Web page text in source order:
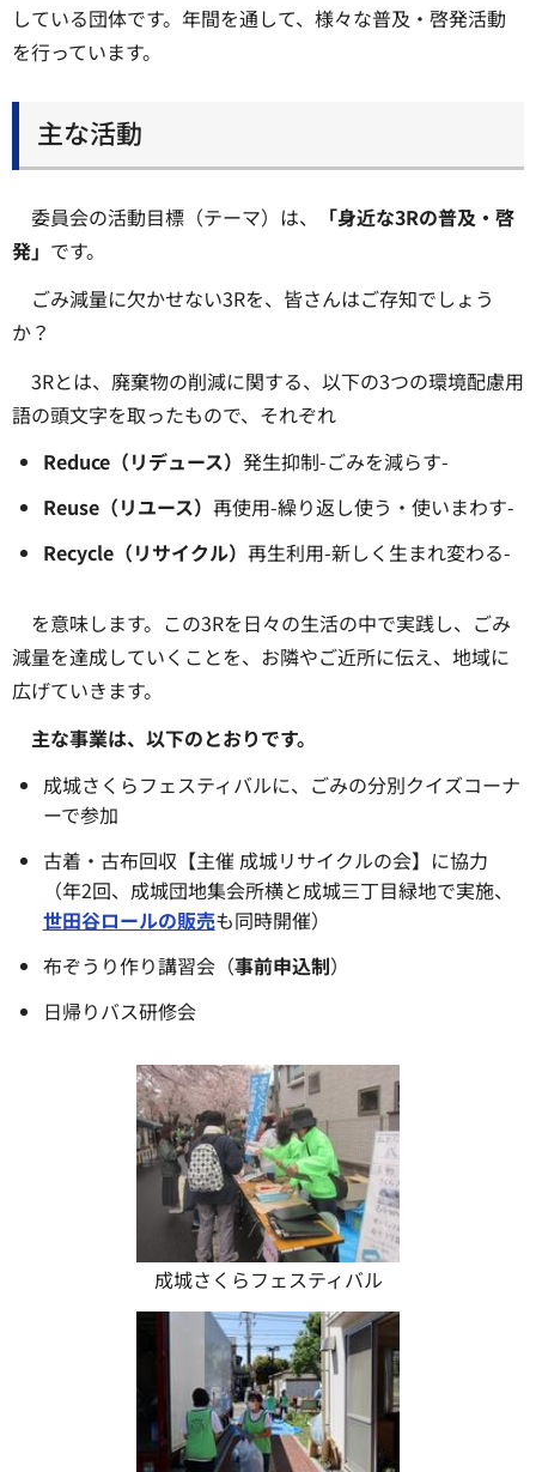
している団体です。年間を通して、様々な普及・啓発活動
を行っています。
主な活動
委員会の活動目標（テーマ）は、
「身近な3Rの普及・啓
発」 です。
ごみ減量に欠かせない3Rを、皆さんはご存知でしょう
か？
3Rとは、廃棄物の削減に関する、以下の3つの環境配慮用
語の頭文字を取ったもので、それぞれ
Reduce（リデュース） 発生抑制-ごみを減らす-
Reuse（リユース） 再使用-繰り返し使う・使いまわす-
Recycle（リサイクル） 再生利用-新しく生まれ変わる-
を意味します。この3Rを日々の生活の中で実践し、ごみ
減量を達成していくことを、お隣やご近所に伝え、地域に
広げていきます。
主な事業は、以下のとおりです。
成城さくらフェスティバルに、ごみの分別クイズコーナ
ーで参加
古着・古布回収【主催 成城リサイクルの会】に協力
（年2回、成城団地集会所横と成城三丁目緑地で実施、
世田谷ロールの販売も同時開催）
布ぞうり作り講習会（事前申込制）
日帰りバス研修会
成城さくらフェスティバル